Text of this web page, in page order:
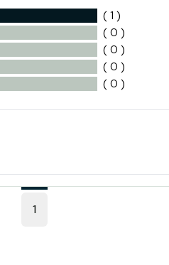
( 1 )
( 0 )
( 0 )
( 0 )
( 0 )
1